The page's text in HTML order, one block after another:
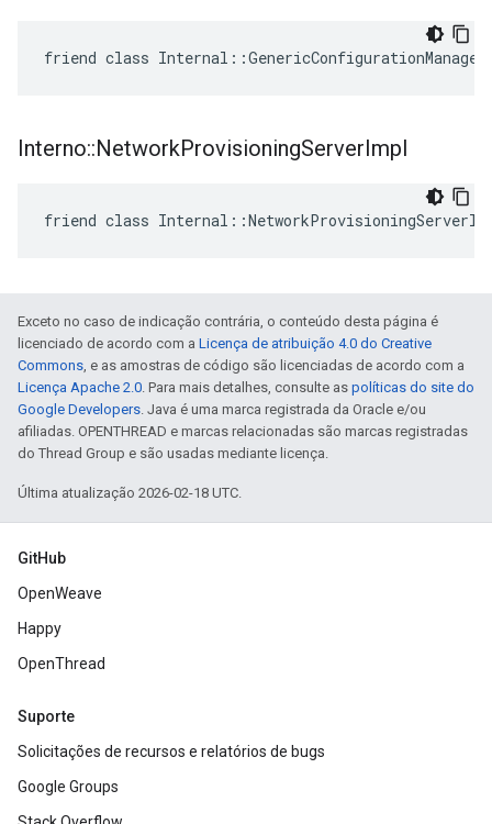
friend class
Interno::NetworkProvisioningServerImpl
friend class
Exceto no caso de indicação contrária, o conteúdo desta página é
licenciado de acordo com a Licença de atribuição 4.0 do Creative
Commons, e as amostras de código são licenciadas de acordo com a
Licença Apache 2.0. Para mais detalhes, consulte as políticas do site do
Google Developers. Java é uma marca registrada da Oracle e/ou
afiliadas. OPENTHREAD e marcas relacionadas são marcas registradas
do Thread Group e são usadas mediante licença.
Última atualização 2026-02-18 UTC.
GitHub
OpenWeave
Happy
OpenThread
Suporte
Solicitações de recursos e relatórios de bugs
Google Groups